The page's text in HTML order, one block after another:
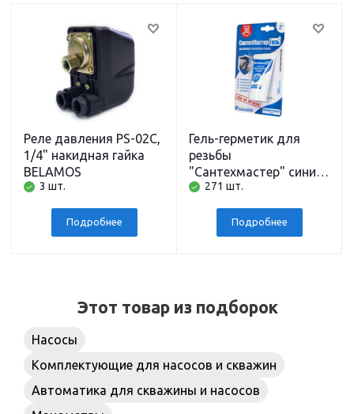
Реле давления PS-02C,
1/4" накидная гайка
BELAMOS
3 шт.
Подробнее
Гель-герметик для
резьбы
"Сантехмастер" синий
тюбик на блистере
15гр. резьба мах до 2"
271 шт.
Подробнее
Этот товар из подборок
Насосы
Комплектующие для насосов и скважин
Автоматика для скважины и насосов